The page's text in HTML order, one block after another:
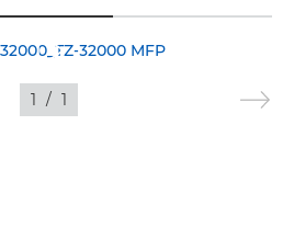
VIDEO
SLIKE
1 / 1